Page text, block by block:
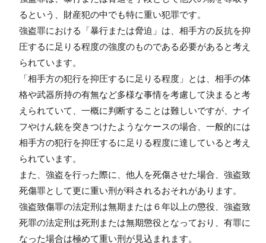
るという、財産犯の中でも特に重い犯罪です。
強盗罪における「暴行または脅迫」は、相手方の反抗を抑
圧するに足りる程度の強度のものである必要があると考え
られています。
「相手方の犯行を抑圧するに足りる程度」とは、相手の体
格や武器所持の有無など多様な事情を考慮して決まると考
えられていて、一概に判断することは難しいですが、ナイ
フやけん銃を突きつけたようなケースの場合、一般的には
相手方の犯行を抑圧するに足りる程度に達していると考え
られています。
また、強盗を行った際に、他人を死傷させた場合、強盗致
死傷罪として更に重い刑が科されるおそれがあります。
強盗致傷罪の法定刑は無期または６年以上の懲役、強盗致
死罪の法定刑は死刑または無期懲役となっており、有罪に
なった場合は極めて重い刑が見込まれます。